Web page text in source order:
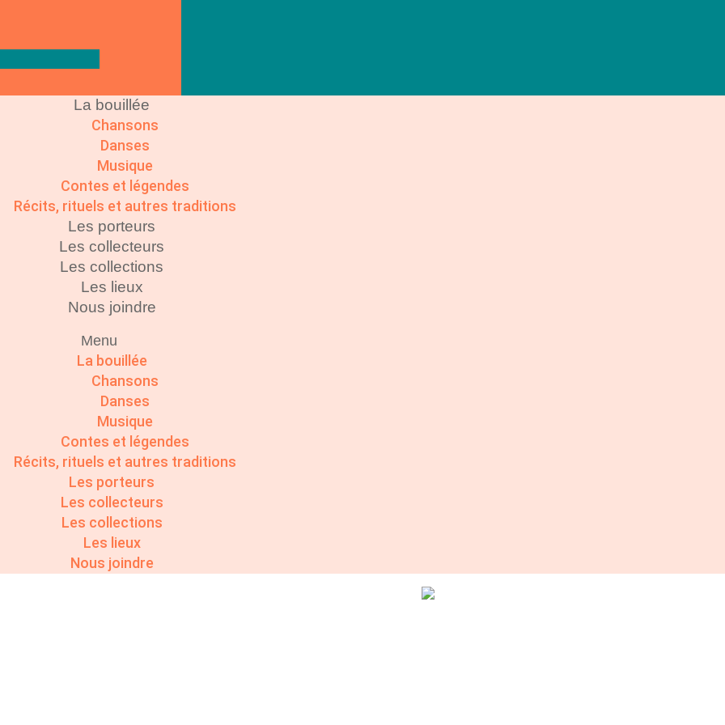
La bouillée
Chansons
Danses
Musique
Contes et légendes
Récits, rituels et autres traditions
Les porteurs
Les collecteurs
Les collections
Les lieux
Nous joindre
Menu
La bouillée
Chansons
Danses
Musique
Contes et légendes
Récits, rituels et autres traditions
Les porteurs
Les collecteurs
Les collections
Les lieux
Nous joindre